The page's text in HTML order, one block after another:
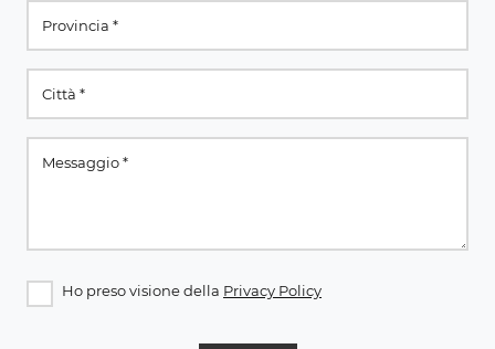
Ho preso visione della Privacy Policy